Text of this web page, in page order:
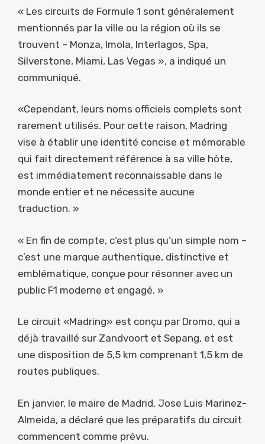
« Les circuits de Formule 1 sont généralement
mentionnés par la ville ou la région où ils se
trouvent – Monza, Imola, Interlagos, Spa,
Silverstone, Miami, Las Vegas », a indiqué un
communiqué.
«Cependant, leurs noms officiels complets sont
rarement utilisés. Pour cette raison, Madring
vise à établir une identité concise et mémorable
qui fait directement référence à sa ville hôte,
est immédiatement reconnaissable dans le
monde entier et ne nécessite aucune
traduction. »
« En fin de compte, c’est plus qu’un simple nom –
c’est une marque authentique, distinctive et
emblématique, conçue pour résonner avec un
public F1 moderne et engagé. »
Le circuit «Madring» est conçu par Dromo, qui a
déjà travaillé sur Zandvoort et Sepang, et est
une disposition de 5,5 km comprenant 1,5 km de
routes publiques.
En janvier, le maire de Madrid, Jose Luis Marinez-
Almeida, a déclaré que les préparatifs du circuit
commencent comme prévu.